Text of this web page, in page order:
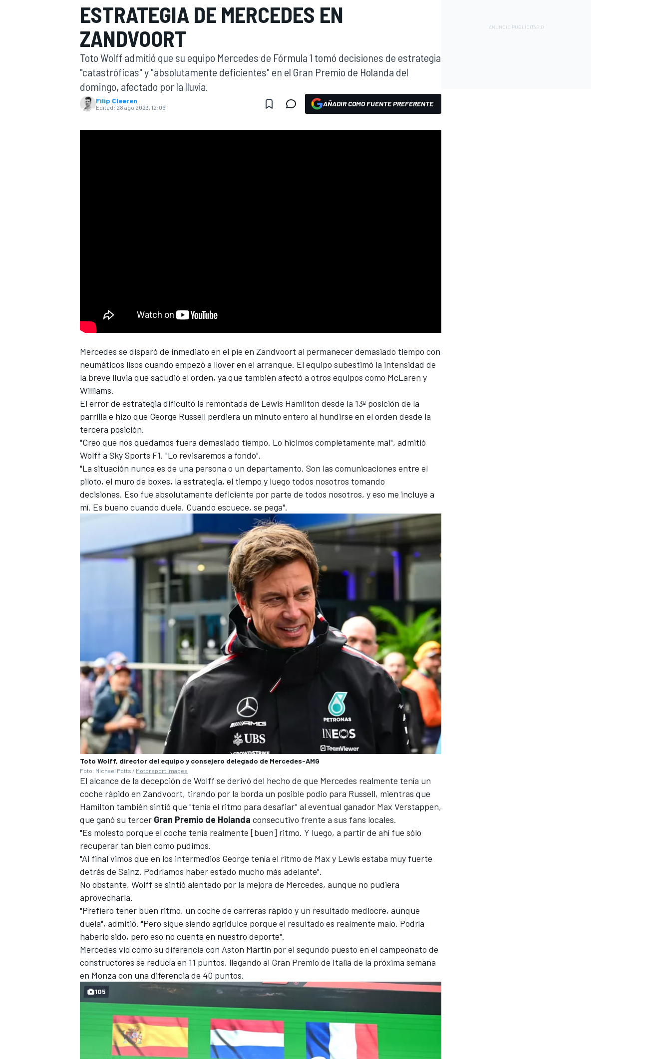
FÓRMULA E MOTO
NASCARINDYCARSPORTSCAR
ESTRATEGIA DE MERCEDES EN
ZANDVOORT
Toto Wolff admitió que su equipo Mercedes de Fórmula 1 tomó decisiones de estrategia
"catastróficas" y "absolutamente deficientes" en el Gran Premio de Holanda del
domingo, afectado por la lluvia.
Filip Cleeren
Edited: 28 ago 2023, 12:06 AÑADIR COMO FUENTE PREFERENTE
Mercedes se disparó de inmediato en el pie en Zandvoort al permanecer demasiado tiempo con
neumáticos lisos cuando empezó a llover en el arranque. El equipo subestimó la intensidad de
la breve lluvia que sacudió el orden, ya que también afectó a otros equipos como McLaren y
Williams.
El error de estrategia dificultó la remontada de Lewis Hamilton desde la 13ª posición de la
parrilla e hizo que George Russell perdiera un minuto entero al hundirse en el orden desde la
tercera posición.
"Creo que nos quedamos fuera demasiado tiempo. Lo hicimos completamente mal", admitió
Wolff a Sky Sports F1. "Lo revisaremos a fondo".
"La situación nunca es de una persona o un departamento. Son las comunicaciones entre el
piloto, el muro de boxes, la estrategia, el tiempo y luego todos nosotros tomando
decisiones. Eso fue absolutamente deficiente por parte de todos nosotros, y eso me incluye a
mí. Es bueno cuando duele. Cuando escuece, se pega".
Toto Wolff, director del equipo y consejero delegado de Mercedes-AMG
Foto: Michael Potts / Motorsport Images
El alcance de la decepción de Wolff se derivó del hecho de que Mercedes realmente tenía un
coche rápido en Zandvoort, tirando por la borda un posible podio para Russell, mientras que
Hamilton también sintió que "tenía el ritmo para desafiar" al eventual ganador Max Verstappen,
que ganó su tercer Gran Premio de Holanda consecutivo frente a sus fans locales.
"Es molesto porque el coche tenía realmente [buen] ritmo. Y luego, a partir de ahí fue sólo
recuperar tan bien como pudimos.
"Al final vimos que en los intermedios George tenía el ritmo de Max y Lewis estaba muy fuerte
detrás de Sainz. Podríamos haber estado mucho más adelante".
No obstante, Wolff se sintió alentado por la mejora de Mercedes, aunque no pudiera
aprovecharla.
"Prefiero tener buen ritmo, un coche de carreras rápido y un resultado mediocre, aunque
duela", admitió. "Pero sigue siendo agridulce porque el resultado es realmente malo. Podría
haberlo sido, pero eso no cuenta en nuestro deporte".
Mercedes vio como su diferencia con Aston Martin por el segundo puesto en el campeonato de
constructores se reducía en 11 puntos, llegando al Gran Premio de Italia de la próxima semana
en Monza con una diferencia de 40 puntos.
105